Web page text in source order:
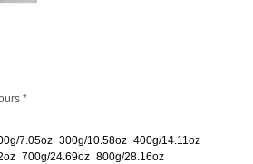
*
7.05oz 300g/10.58oz 400g/14.11oz
700g/24.69oz 800g/28.16oz